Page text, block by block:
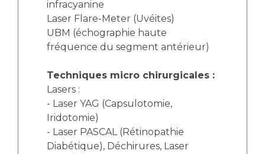
infracyanine
Laser Flare-Meter (Uvéites)
UBM (échographie haute
fréquence du segment antérieur)
Techniques micro chirurgicales :
Lasers :
- Laser YAG (Capsulotomie,
Iridotomie)
- Laser PASCAL (Rétinopathie
Diabétique), Déchirures, Laser